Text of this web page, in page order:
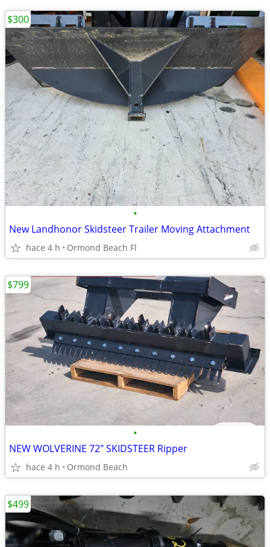
•
New Landhonor Skidsteer Trailer Moving Attachment
hace 4 h Ormond Beach Fl
$300
•
NEW WOLVERINE 72" SKIDSTEER Ripper
hace 4 h Ormond Beach
$799
$499